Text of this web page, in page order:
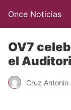
Once Noticias
OV7
el
Cruz Antonio